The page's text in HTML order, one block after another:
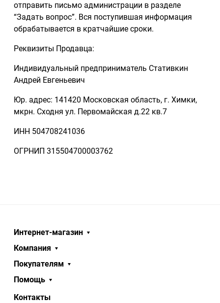
отправить письмо администрации в разделе
“Задать вопрос”. Вся поступившая информация
обрабатывается в кратчайшие сроки.
Реквизиты Продавца:
Индивидуальный предприниматель Стативкин
Андрей Евгеньевич
Юр. адрес: 141420 Московская область, г. Химки,
мкрн. Сходня ул. Первомайская д.22 кв.7
ИНН 504708241036
ОГРНИП 315504700003762
Интернет-магазин
Компания
Покупателям
Помощь
Контакты